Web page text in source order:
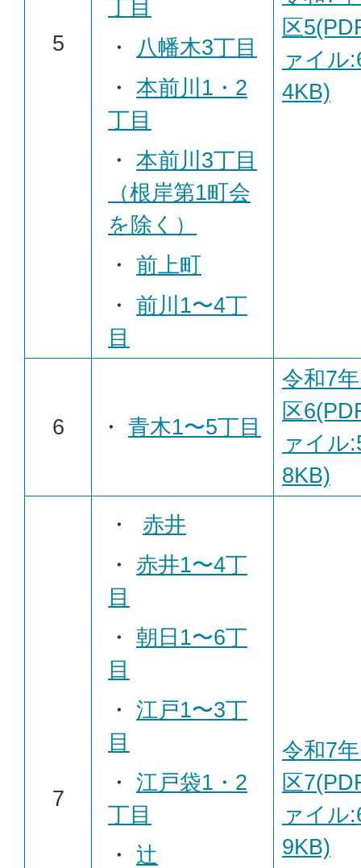
5
丁目
・ 八幡木3丁目
・ 本前川1・2
丁目
・ 本前川3丁目
（根岸第1町会
を除く）
・ 前上町
・ 前川1〜4丁
目
区
ァイル
4KB)
6 ・ 青木1〜5丁目
令和7
区
ァイル
8KB)
7
・ 赤井
・ 赤井1〜4丁
目
・ 朝日1〜6丁
目
・ 江戸1〜3丁
目
・ 江戸袋1・2
丁目
・ 辻
令和7
区
ァイル
9KB)